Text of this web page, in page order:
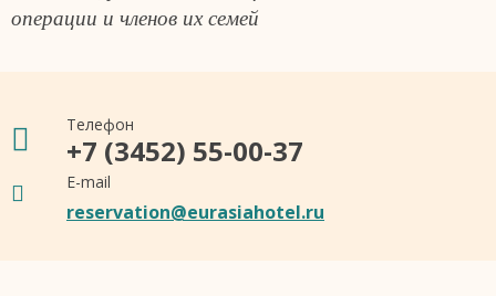
операции и членов их семей
Телефон
+7 (3452) 55-00-37
E-mail
reservation@eurasiahotel.ru